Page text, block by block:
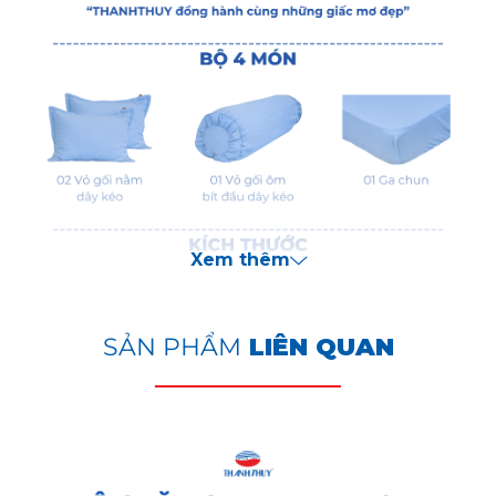
Xem thêm
SẢN PHẨM LIÊN QUAN